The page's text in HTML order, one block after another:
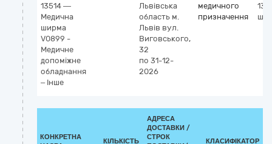
13514 —
Медична
ширма
V0899 -
Медичне
допоміжне
обладнання
– Інше
Львівська
область м.
Львів вул.
Виговського,
32
по 31-12-
2026
медичного
призначення
КОНКРЕТНА
КІЛЬКІСТЬ
АДРЕСА
ДОСТАВКИ /
СТРОК
КЛАСИФІКАТОР